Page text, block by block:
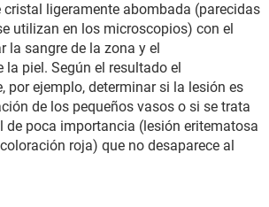
cristal ligeramente abombada (parecidas
utilizan en los microscopios) con el
la sangre de la zona y el
piel. Según el resultado el
por ejemplo, determinar si la lesión es
de los pequeños vasos o si se trata
de poca importancia (lesión eritematosa
roja) que no desaparece al